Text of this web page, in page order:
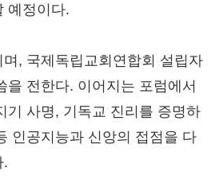
예정이다.
, 국제독립교회연합회 설립자
을 전한다. 이어지는 포럼에서
기 사명, 기독교 진리를 증명하
인공지능과 신앙의 접점을 다
.